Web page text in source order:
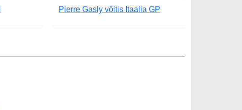
Pierre Gasly võitis Itaalia GP